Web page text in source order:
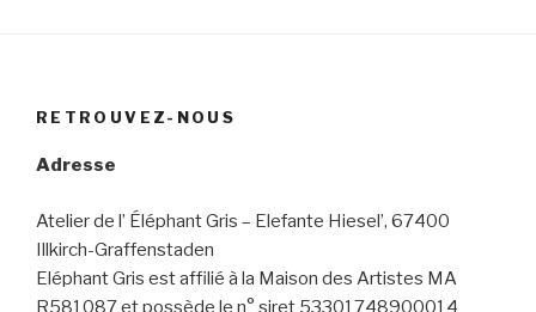
RETROUVEZ-NOUS
Adresse
Atelier de l’ Éléphant Gris – Elefante Hiesel’, 67400
Illkirch-Graffenstaden
Eléphant Gris est affilié à la Maison des Artistes MA
R581087 et possède le n° siret 53301748900014